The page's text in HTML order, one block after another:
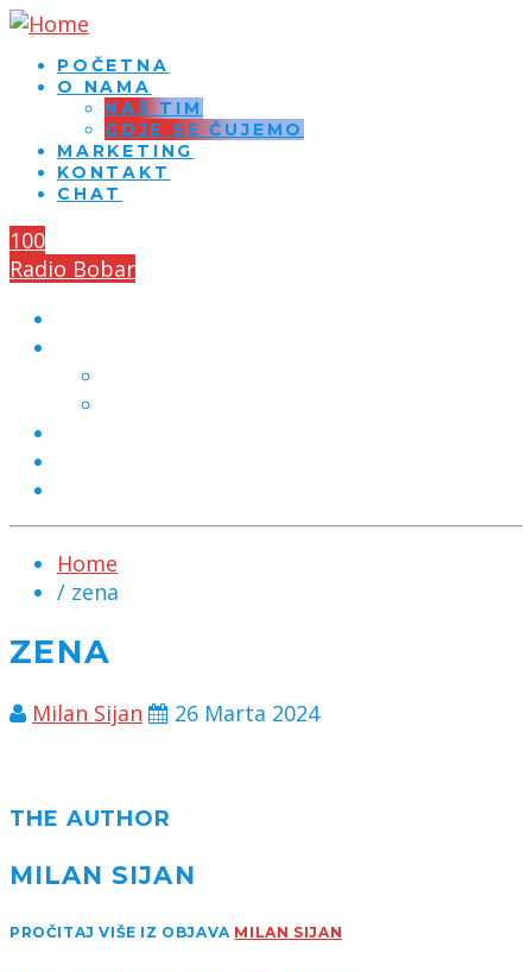
POČETNA
O NAMA
NAŠ TIM
GDJE SE ČUJEMO
MARKETING
KONTAKT
CHAT
100
Radio Bobar
Home
/ zena
ZENA
Milan Sijan 26 Marta 2024
THE AUTHOR
MILAN SIJAN
PROČITAJ VIŠE IZ OBJAVA MILAN SIJAN